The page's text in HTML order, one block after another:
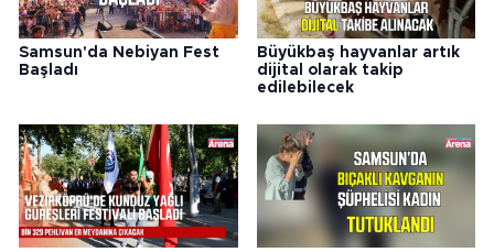
Samsun'da Nebiyan Fest
Başladı
Büyükbaş hayvanlar artık
dijital olarak takip
edilebilecek